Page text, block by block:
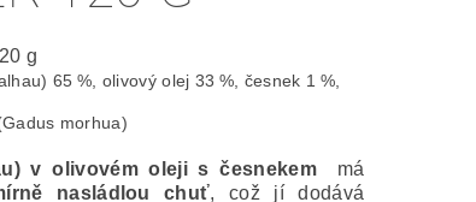
g
65 %, olivový olej 33 %, česnek 1 %,
morhua)
v olivovém oleji s česnekemmá
nasládlou chuť, což jí dodává